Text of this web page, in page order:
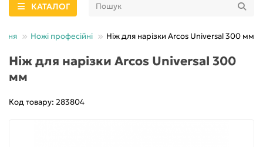
КАТАЛОГ
Ножі професійні Ніж для нарізки Arcos Universal 300 мм
Ніж для нарізки Arcos Universal 300
мм
Код товару: 283804